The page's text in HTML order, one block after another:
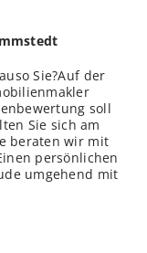
Sie?Auf der
soll
Sie sich am
beraten wir mit
persönlichen
umgehend mit